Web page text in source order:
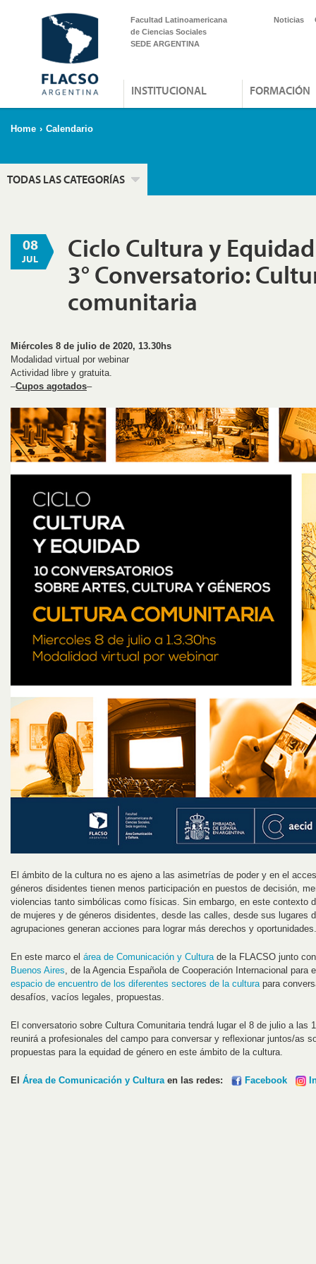
Facultad Latinoamericana
de Ciencias Sociales
SEDE ARGENTINA
Noticias
INSTITUCIONAL FORMACIÓN
Home › Calendario
TODAS LAS CATEGORÍAS
08
JUL
Ciclo Cultura y Equidad
3° Conversatorio:
comunitaria
Miércoles 8 de julio de 2020, 13.30hs
Modalidad virtual por webinar
Actividad libre y gratuita.
–Cupos agotados–
El ámbito de la cultura no es ajeno a las asimetrías de poder y en el
géneros disidentes tienen menos participación en puestos de decisión,
violencias tanto simbólicas como físicas. Sin embargo, en este contexto
de mujeres y de géneros disidentes, desde las calles, desde sus lugares
agrupaciones generan acciones para lograr más derechos y oportunidades.
En este marco el área de Comunicación y Culturade la FLACSO junto
Buenos Aires, de la Agencia Española de Cooperación Internacional para
espacio de encuentro de los diferentes sectores de la culturapara
desafíos, vacíos legales, propuestas.
El conversatorio sobre Cultura Comunitaria tendrá lugar el 8 de julio a las
reunirá a profesionales del campo para conversar y reflexionar juntos/as
propuestas para la equidad de género en este ámbito de la cultura.
El Área de Comunicación y Cultura en las redes: Facebook